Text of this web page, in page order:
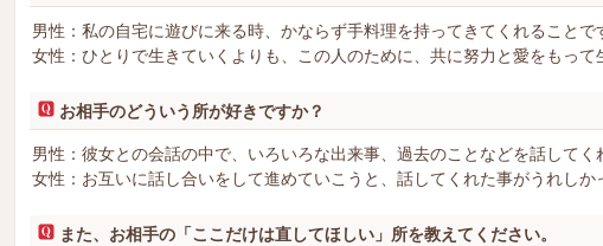
男性：私の自宅に遊びに来る時、かならず手料理を持ってきてくれることで
女性：ひとりで生きていくよりも、この人のために、共に努力と愛をもっ
お相手のどういう所が好きですか？
男性：彼女との会話の中で、いろいろな出来事、過去のことなどを話して
女性：お互いに話し合いをして進めていこうと、話してくれた事がうれしか
また、お相手の「ここだけは直してほしい」所を教えてください。